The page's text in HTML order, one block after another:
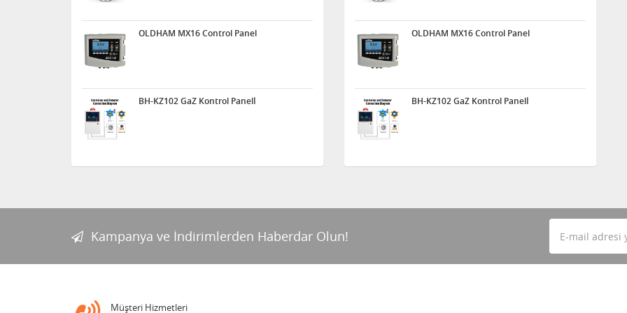
OLDHAM MX16 Control Panel
BH-KZ102 GaZ Kontrol Panelİ
OLDHAM MX16 Control Panel
BH-KZ102 GaZ Kontrol Panelİ
Kampanya ve İndirimlerden Haberdar Olun!
Müşteri Hizmetleri